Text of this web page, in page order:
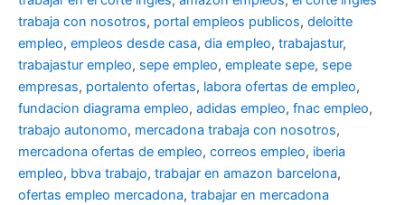
trabaja con nosotros, portal empleos publicos, deloitte
empleo, empleos desde casa, dia empleo, trabajastur,
trabajastur empleo, sepe empleo, empleate sepe, sepe
empresas, portalento ofertas, labora ofertas de empleo,
fundacion diagrama empleo, adidas empleo, fnac empleo,
trabajo autonomo, mercadona trabaja con nosotros,
mercadona ofertas de empleo, correos empleo, iberia
empleo, bbva trabajo, trabajar en amazon barcelona,
ofertas empleo mercadona, trabajar en mercadona